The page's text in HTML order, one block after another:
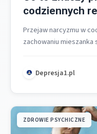
codziennych
Przejaw narcyzmu w
zachowaniu
Depresja1.pl
ZDROWIE PSYCHICZNE